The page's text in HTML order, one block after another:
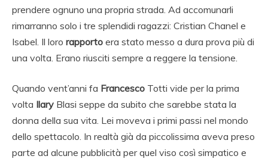
prendere ognuno una propria strada. Ad accomunarli
rimarranno solo i tre splendidi ragazzi: Cristian Chanel e
Isabel. Il loro rapporto era stato messo a dura prova più di
una volta. Erano riusciti sempre a reggere la tensione.
Quando vent’anni fa Francesco Totti vide per la prima
volta Ilary Blasi seppe da subito che sarebbe stata la
donna della sua vita. Lei moveva i primi passi nel mondo
dello spettacolo. In realtà già da piccolissima aveva preso
parte ad alcune pubblicità per quel viso così simpatico e